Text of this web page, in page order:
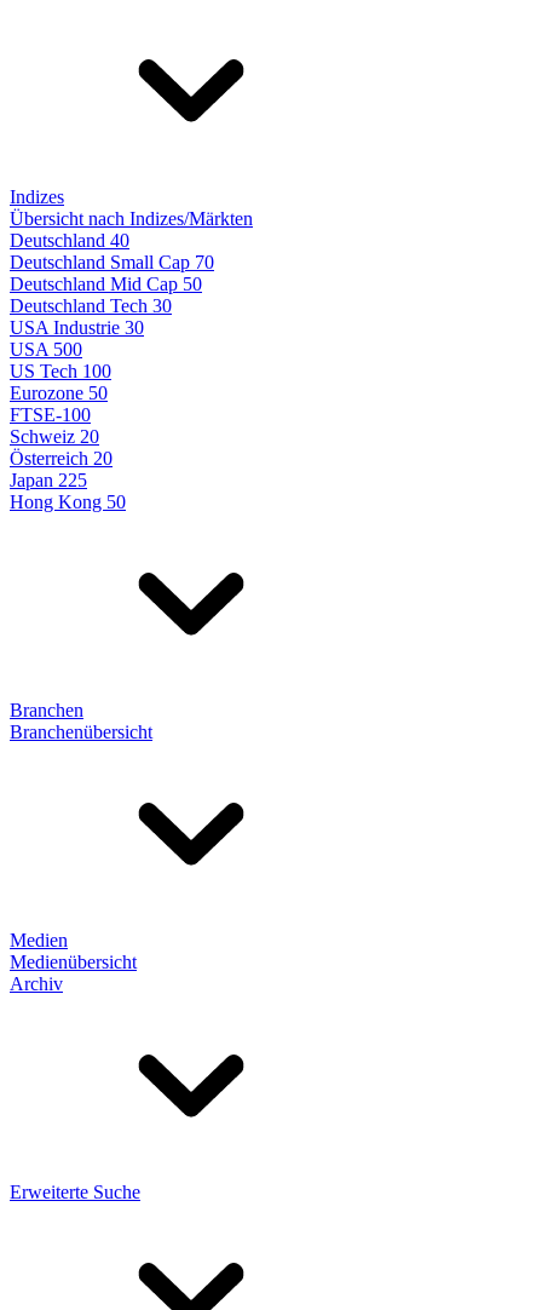
Indizes
Übersicht nach Indizes/Märkten
Deutschland 40
Deutschland Small Cap 70
Deutschland Mid Cap 50
Deutschland Tech 30
USA Industrie 30
USA 500
US Tech 100
Eurozone 50
FTSE-100
Schweiz 20
Österreich 20
Japan 225
Hong Kong 50
Branchen
Branchenübersicht
Medien
Medienübersicht
Archiv
Erweiterte Suche